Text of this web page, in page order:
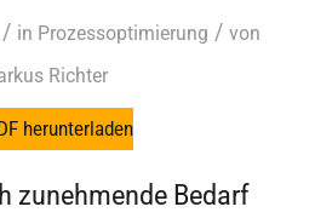
/ in Prozessoptimierung / von
Richter
herunterladen
zunehmende Bedarf